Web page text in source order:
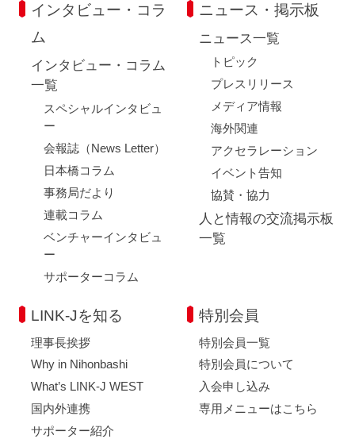
インタビュー・コラ
ム
インタビュー・コラム
一覧
スペシャルインタビュ
ー
会報誌（News Letter）
日本橋コラム
事務局だより
連載コラム
ベンチャーインタビュ
ー
サポーターコラム
ニュース・掲示板
ニュース一覧
トピック
プレスリリース
メディア情報
海外関連
アクセラレーション
イベント告知
協賛・協力
人と情報の交流掲示板
一覧
LINK-Jを知る
理事長挨拶
Why in Nihonbashi
What’s LINK-J WEST
国内外連携
サポーター紹介
特別会員
特別会員一覧
特別会員について
入会申し込み
専用メニューはこちら